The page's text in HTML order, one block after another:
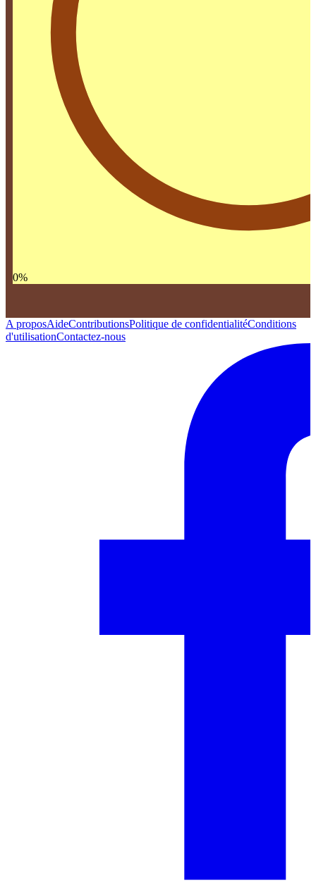
0%
A proposAideContributionsPolitique de confidentialitéConditions
d'utilisationContactez-nous